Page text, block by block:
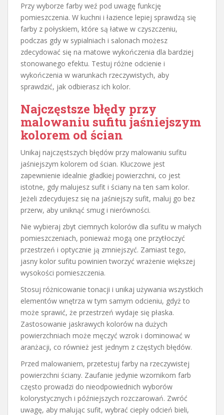
Przy wyborze farby weź pod uwagę funkcję
pomieszczenia. W kuchni i łazience lepiej sprawdzą się
farby z połyskiem, które są łatwe w czyszczeniu,
podczas gdy w sypialniach i salonach możesz
zdecydować się na matowe wykończenia dla bardziej
stonowanego efektu. Testuj różne odcienie i
wykończenia w warunkach rzeczywistych, aby
sprawdzić, jak odbierasz ich kolor.
Najczęstsze błędy przy
malowaniu sufitu jaśniejszym
kolorem od ścian
Unikaj najczęstszych błędów przy malowaniu sufitu
jaśniejszym kolorem od ścian. Kluczowe jest
zapewnienie idealnie gładkiej powierzchni, co jest
istotne, gdy malujesz sufit i ściany na ten sam kolor.
Jeżeli zdecydujesz się na jaśniejszy sufit, maluj go bez
przerw, aby uniknąć smug i nierówności.
Nie wybieraj zbyt ciemnych kolorów dla sufitu w małych
pomieszczeniach, ponieważ mogą one przytłoczyć
przestrzeń i optycznie ją zmniejszyć. Zamiast tego,
jasny kolor sufitu powinien tworzyć wrażenie większej
wysokości pomieszczenia.
Stosuj różnicowanie tonacji i unikaj używania wszystkich
elementów wnętrza w tym samym odcieniu, gdyż to
może sprawić, że przestrzeń wydaje się płaska.
Zastosowanie jaskrawych kolorów na dużych
powierzchniach może męczyć wzrok i dominować w
aranżacji, co również jest jednym z częstych błędów.
Przed malowaniem, przetestuj farby na rzeczywistej
powierzchni ściany. Zaufanie jedynie wzornikom farb
często prowadzi do nieodpowiednich wyborów
kolorystycznych i późniejszych rozczarowań. Zwróć
uwagę, aby malując sufit, wybrać ciepły odcień bieli,